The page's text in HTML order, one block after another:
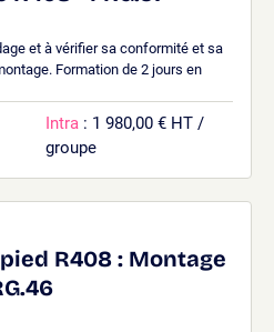
et à vérifier sa conformité et sa
Formation de 2 jours en
Intra : 1 980,00 € HT /
groupe
R408 : Montage